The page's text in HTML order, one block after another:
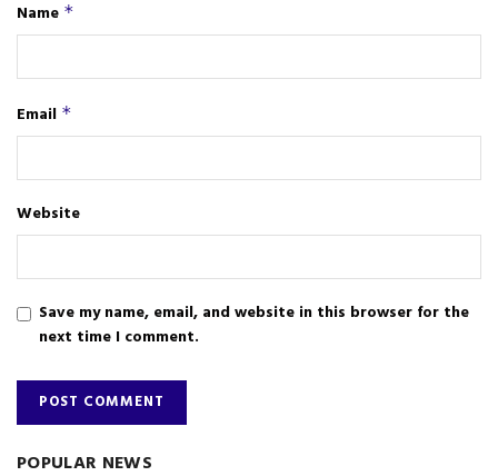
Name *
Email *
Website
Save my name, email, and website in this browser for the
next time I comment.
POPULAR NEWS